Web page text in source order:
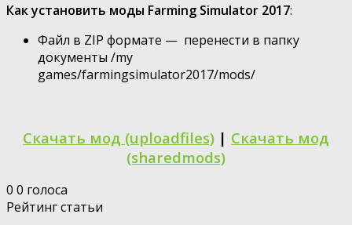
Как установить моды Farming Simulator 2017:
Файл в ZIP формате — перенести в папку
документы /my
games/farmingsimulator2017/mods/
Скачать мод (uploadfiles) | Скачать мод
(sharedmods)
0 0 голоса
Рейтинг статьи